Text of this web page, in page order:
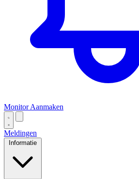
Monitor Aanmaken
Meldingen
Informatie